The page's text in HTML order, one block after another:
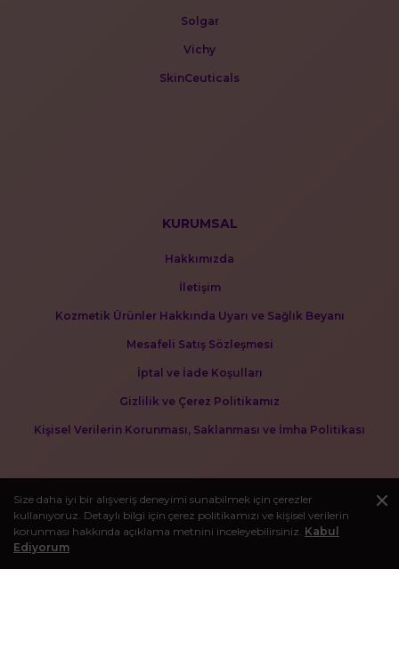
Size daha iyi bir alışveriş deneyimi sunabilmek için çerezler
kullanıyoruz. Detaylı bilgi için çerez politikamızı ve kişisel verilerin
korunması hakkında açıklama metnini inceleyebilirsiniz. Kabul
Ediyorum
Solgar
Vichy
SkinCeuticals
KURUMSAL
Hakkımızda
İletişim
Kozmetik Ürünler Hakkında Uyarı ve Sağlık Beyanı
Mesafeli Satış Sözleşmesi
İptal ve İade Koşulları
Gizlilik ve Çerez Politikamız
Kişisel Verilerin Korunması, Saklanması ve İmha Politikası